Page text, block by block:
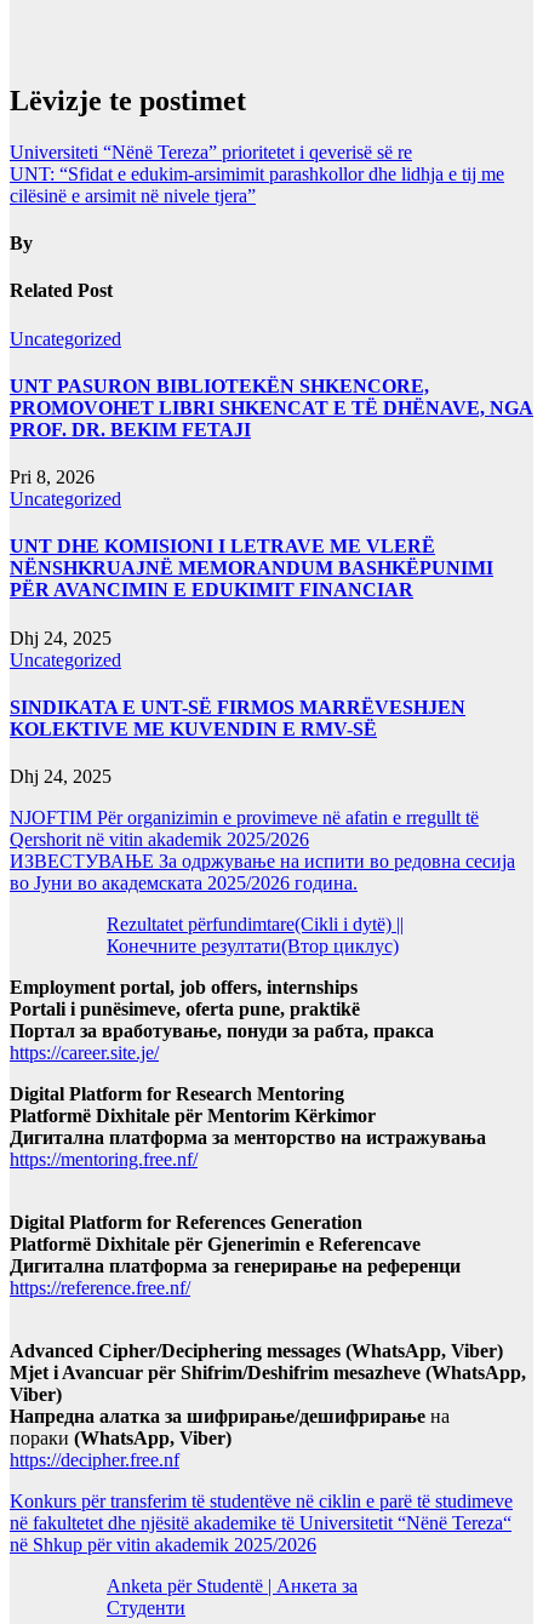
Lëvizje te postimet
Universiteti “Nënë Tereza” prioritetet i qeverisë së re
UNT: “Sfidat e edukim-arsimimit parashkollor dhe lidhja e tij me
cilësinë e arsimit në nivele tjera”
By
Related Post
Uncategorized
UNT PASURON BIBLIOTEKËN SHKENCORE,
PROMOVOHET LIBRI SHKENCAT E TË DHËNAVE, NGA
PROF. DR. BEKIM FETAJI
Pri 8, 2026
Uncategorized
UNT DHE KOMISIONI I LETRAVE ME VLERË
NËNSHKRUAJNË MEMORANDUM BASHKËPUNIMI
PËR AVANCIMIN E EDUKIMIT FINANCIAR
Dhj 24, 2025
Uncategorized
SINDIKATA E UNT-SË FIRMOS MARRËVESHJEN
KOLEKTIVE ME KUVENDIN E RMV-SË
Dhj 24, 2025
NJOFTIM Për organizimin e provimeve në afatin e rregullt të
Qershorit në vitin akademik 2025/2026
ИЗВЕСТУВАЊЕ За одржување на испити во редовна сесија
во Јуни во академската 2025/2026 година.
Rezultatet përfundimtare(Cikli i dytë) ||
Конечните резултати(Втор циклус)
Employment portal, job offers, internships
Portali i punësimeve, oferta pune, praktikë
Портал за вработување, понуди за рабта, пракса
https://career.site.je/
Digital Platform for Research Mentoring
Platformë Dixhitale për Mentorim Kërkimor
Дигитална платформа за менторство на истражувања
https://mentoring.free.nf/
Digital Platform for References Generation
Platformë Dixhitale për Gjenerimin e Referencave
Дигитална платформа за генерирање на референци
https://reference.free.nf/
Advanced Cipher/Deciphering messages (WhatsApp, Viber)
Mjet i Avancuar për Shifrim/Deshifrim mesazheve (WhatsApp,
Viber)
Напредна алатка за шифрирање/дешифрирање на
пораки (WhatsApp, Viber)
https://decipher.free.nf
Konkurs për transferim të studentëve në ciklin e parë të studimeve
në fakultetet dhe njësitë akademike të Universitetit “Nënë Tereza“
në Shkup për vitin akademik 2025/2026
Anketa për Studentë | Анкета за
Студенти